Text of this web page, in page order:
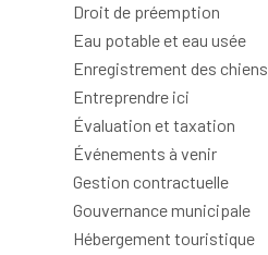
Droit de préemption
Eau potable et eau usée
Enregistrement des chiens
Entreprendre ici
Évaluation et taxation
Événements à venir
Gestion contractuelle
Gouvernance municipale
Hébergement touristique